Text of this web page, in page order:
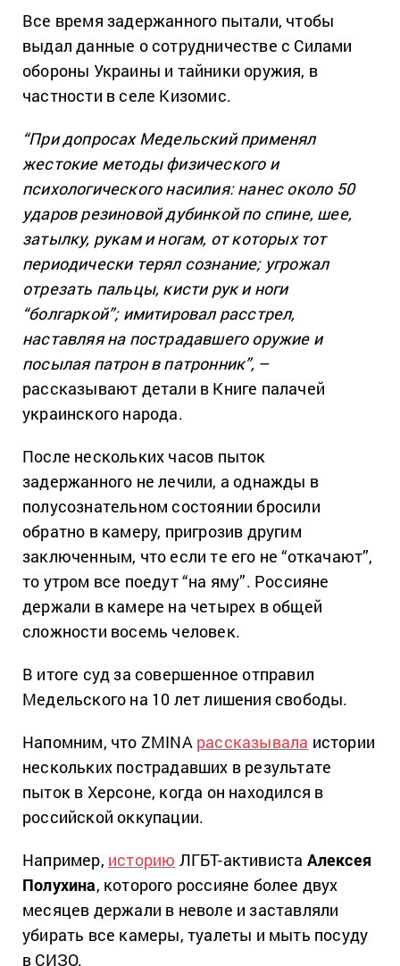
Все время задержанного пытали, чтобы
выдал данные о сотрудничестве с Силами
обороны Украины и тайники оружия, в
частности в селе Кизомис.
“При допросах Медельский применял
жестокие методы физического и
психологического насилия: нанес около 50
ударов резиновой дубинкой по спине, шее,
затылку, рукам и ногам, от которых тот
периодически терял сознание; угрожал
отрезать пальцы, кисти рук и ноги
“болгаркой”; имитировал расстрел,
наставляя на пострадавшего оружие и
посылая патрон в патронник”, –
рассказывают детали в Книге палачей
украинского народа.
После нескольких часов пыток
задержанного не лечили, а однажды в
полусознательном состоянии бросили
обратно в камеру, пригрозив другим
заключенным, что если те его не “откачают”,
то утром все поедут “на яму”. Россияне
держали в камере на четырех в общей
сложности восемь человек.
В итоге суд за совершенное отправил
Медельского на 10 лет лишения свободы.
Напомним, что ZMINA рассказывала истории
нескольких пострадавших в результате
пыток в Херсоне, когда он находился в
российской оккупации.
Например, историю ЛГБТ-активиста Алексея
Полухина, которого россияне более двух
месяцев держали в неволе и заставляли
убирать все камеры, туалеты и мыть посуду
в СИЗО.